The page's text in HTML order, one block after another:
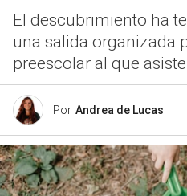
El descubrimiento ha
una salida organizada
preescolar al que
Por Andrea de Lucas